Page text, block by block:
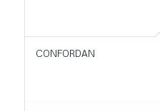
CONFORDAN